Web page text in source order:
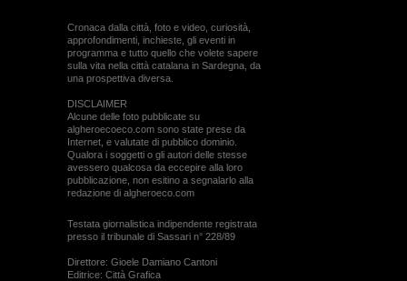
Cronaca dalla città, foto e video, curiosità,
approfondimenti, inchieste, gli eventi in
programma e tutto quello che volete sapere
sulla vita nella città catalana in Sardegna, da
una prospettiva diversa.
DISCLAIMER
Alcune delle foto pubblicate su
algheroecoeco.com sono state prese da
Internet, e valutate di pubblico dominio.
Qualora i soggetti o gli autori delle stesse
avessero qualcosa da eccepire alla loro
pubblicazione, non esitino a segnalarlo alla
redazione di algheroeco.com
Testata giornalistica indipendente registrata
presso il tribunale di Sassari n° 228/89
Direttore: Gioele Damiano Cantoni
Editrice: Città Grafica